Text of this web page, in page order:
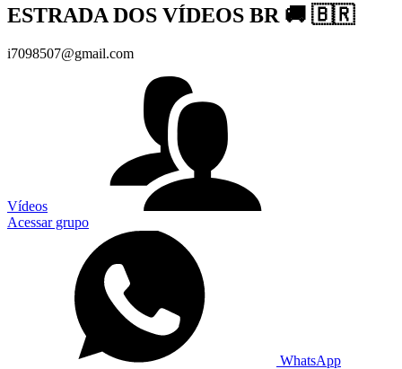
ESTRADA DOS VÍDEOS BR 🚚 🇧🇷
i7098507@gmail.com
Vídeos
Acessar grupo
WhatsApp